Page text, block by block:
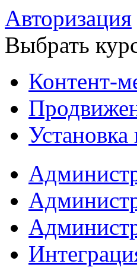
Авторизация
Выбрать
Контент-
Установка